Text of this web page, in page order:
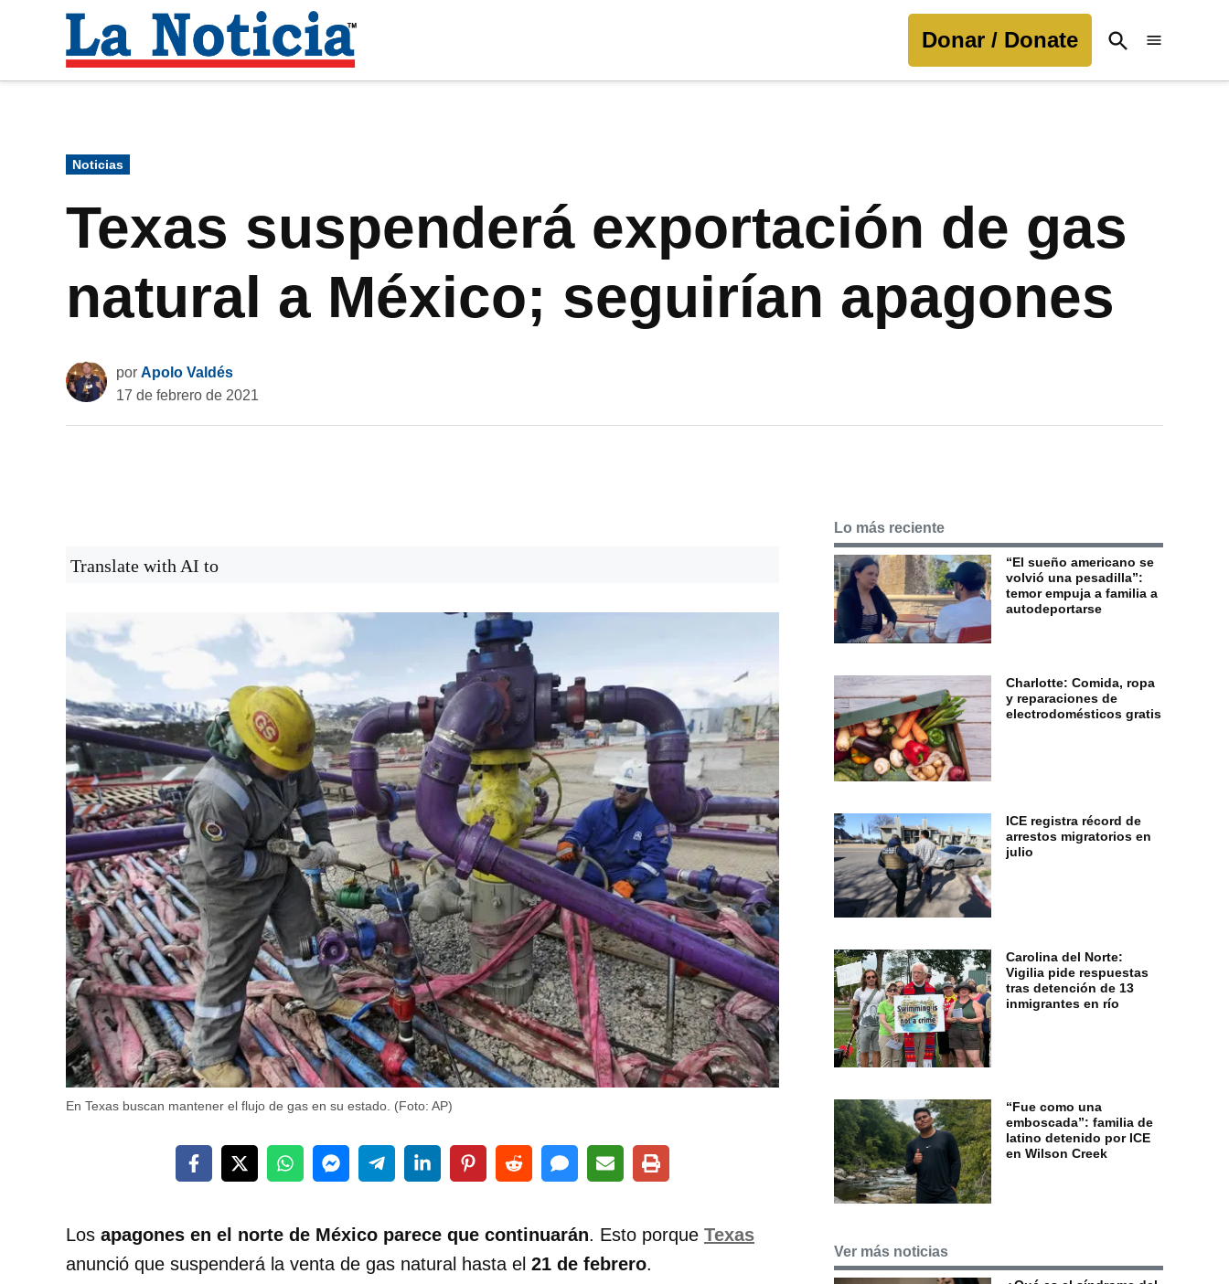
contenido
Noticia
Donar / Donate
Open
Search
Publicado
en
Noticias
Texas suspenderá exportación de gas
natural a México; seguirían apagones
por Apolo Valdés
17 de febrero de 2021
Translate with AI to
En Texas buscan mantener el flujo de gas en su estado. (Foto: AP)
Los apagones en el norte de México parece que continuarán. Esto porque Texas
anunció que suspenderá la venta de gas natural hasta el 21 de febrero.
Lo más reciente
“El sueño americano se
volvió una pesadilla”:
temor empuja a familia a
autodeportarse
Charlotte: Comida, ropa
y reparaciones de
electrodomésticos gratis
ICE registra récord de
arrestos migratorios en
julio
Carolina del Norte:
Vigilia pide respuestas
tras detención de 13
inmigrantes en río
“Fue como una
emboscada”: familia de
latino detenido por ICE
en Wilson Creek
Ver más noticias